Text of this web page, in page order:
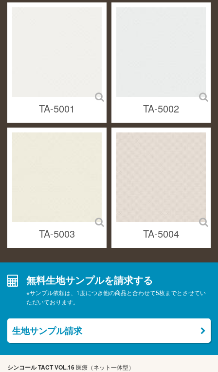
TA-5001 TA-5002
TA-5003 TA-5004
無料生地サンプルを請求する
※サンプル依頼は、1度につき他の商品と合わせて5枚までとさせてい
ただいております。
生地サンプル請求
シンコールTACT VOL.16医療（ネット一体型）